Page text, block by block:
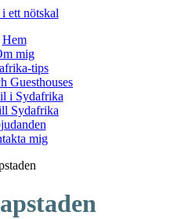
Hem
mig
tips
Guesthouses
i Sydafrika
Sydafrika
mig